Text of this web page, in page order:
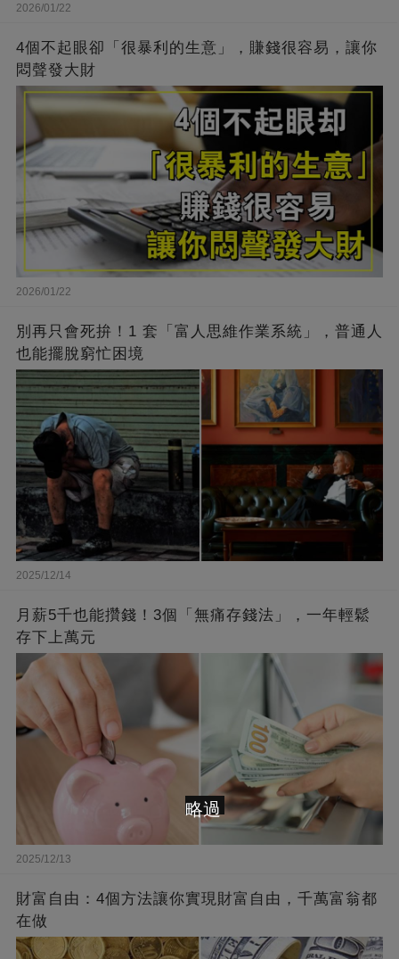
2026/01/22
4個不起眼卻「很暴利的生意」，賺錢很容易，讓你
悶聲發大財
2026/01/22
別再只會死拚！1 套「富人思維作業系統」，普通人
也能擺脫窮忙困境
2025/12/14
月薪5千也能攢錢！3個「無痛存錢法」，一年輕鬆
存下上萬元
2025/12/13
財富自由：4個方法讓你實現財富自由，千萬富翁都
在做
略過